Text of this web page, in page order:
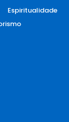
Espiritualidade